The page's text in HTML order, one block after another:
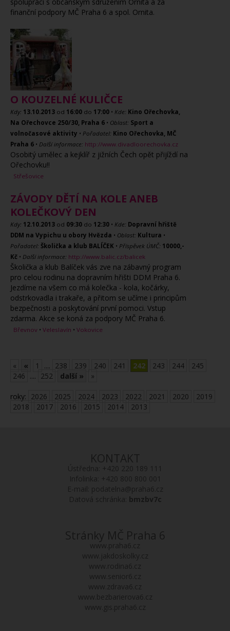
finanční podpory MČ Praha 6 a spol. Ornita.
O KOUZELNÉ KULIČCE
Kdy: 13.10.2013 od 16:00 do 17:00 • Kde: Kino Ořechovka,
Na Ořechovce 250/30, Praha 6 • Oblast: Sport a
volnočasové aktivity • Pořadatel: Kino Ořechovka, MČ
Praha 6 • Další informace: http://www.divadloorechovka.cz
Osobitý umělec a kejklíř z jižních Čech opět přijíždí na
Ořechovku!!
Střešovice
ZÁVODY DĚTÍ NA KOLE ANEB
KOLEČKOVÝ DEN
Kdy: 12.10.2013 od 09:30 do 12:30 • Kde: Dopravní hřiště
DDM na Vypichu u obory Hvězda • Oblast: Kultura •
Pořadatel: Školička a klub BALÍČEK • Příspěvek ÚMČ: 10000,-
Kč • Další informace: http://www.balic.cz/balicek
Školička a klub Balíček vás zve na zábavný program
pro celou rodinu na dopravním hřišti DDM Praha 6.
Jezdíme na všem co má kolečka - kola, kočárky,
odstrkovadla i trakaře, a přitom se učíme i principům
bezpečnosti a poskytování první pomoci. Vstup
zdarma. Akce se koná za podpory MČ Praha 6.
Břevnov • Veleslavín • Vokovice
« « 1 .... 238 239 240 241 242 243 244
245
246 .... 252 další » »
roky: 2026 2025 2024 2023 2022 2021 2020
2019
2018
2017 2016 2015 2014 2013
KONTAKT
Ústředna: +420 220 189 111
Infolinka: +420 800 800 001
E-mail: podatelna@praha6.cz
Datová schránka: bmzbv7c
Stránky MČ Praha 6
www.praha6.cz
www.jakdoskolky.cz
www.rodina6.cz
www.senior6.cz
www.zdrava6.cz
www.bezbarierova6.cz
www.gis.praha6.cz